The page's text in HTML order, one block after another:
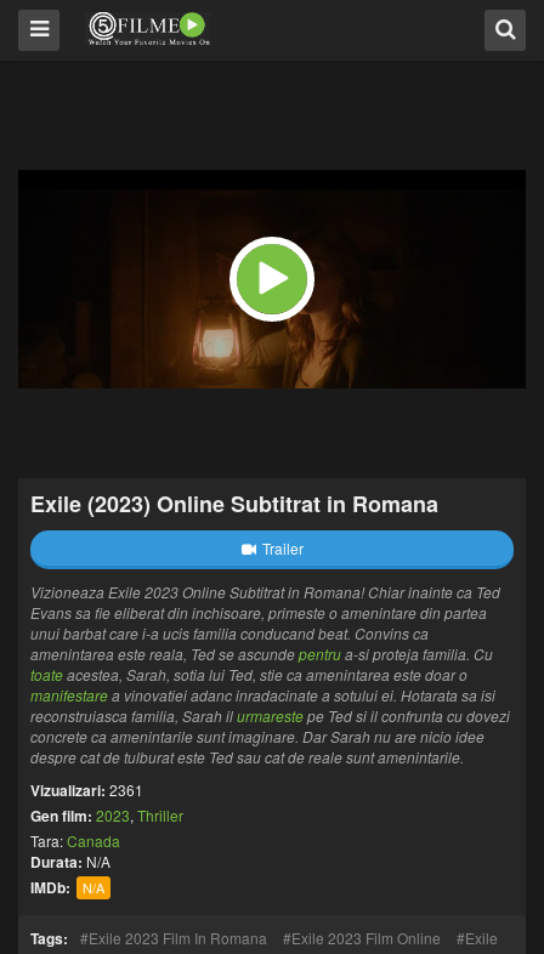
Exile (2023) Online Subtitrat in Romana
Trailer
Vizioneaza Exile 2023 Online Subtitrat in Romana! Chiar inainte ca Ted
Evans sa fie eliberat din inchisoare, primeste o amenintare din partea
unui barbat care i-a ucis familia conducand beat. Convins ca
amenintarea este reala, Ted se ascundepentrua-si proteja familia. Cu
toateacestea, Sarah, sotia lui Ted, stie ca amenintarea este doar o
manifestarea vinovatiei adanc inradacinate a sotului ei. Hotarata sa isi
reconstruiasca familia, Sarah ilurmarestepe Ted si il confrunta cu dovezi
concrete ca amenintarile sunt imaginare. Dar Sarah nu are nicio idee
despre cat de tulburat este Ted sau cat de reale sunt amenintarile.
Vizualizari: 2361
Gen film: 2023, Thriller
Tara:Canada
Durata: N/A
IMDb: N/A
Tags: Exile 2023 Film In Romana Exile 2023 Film Online
Exile